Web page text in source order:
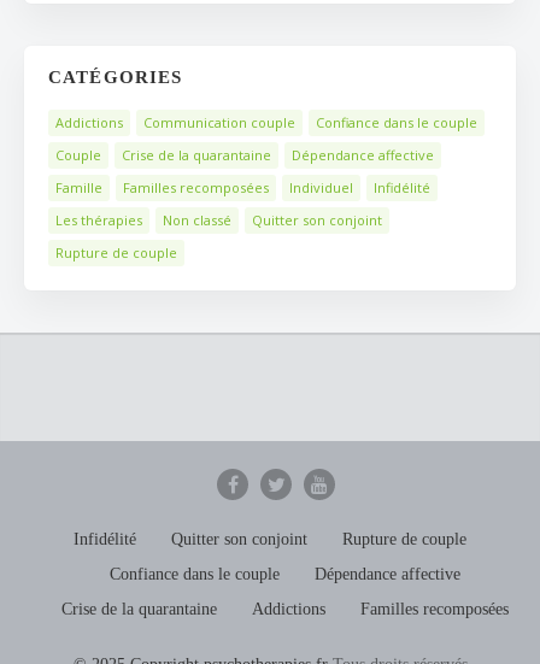
CATÉGORIES
Addictions Communication couple
Confiance dans le couple
Couple
Crise de la quarantaine
Dépendance affective
Famille
Familles recomposées Individuel
Infidélité
Les thérapies
Non classé
Quitter son conjoint
Rupture de couple
Infidélité Quitter son conjoint
Rupture de couple
Confiance dans le couple
Dépendance affective
Crise de la quarantaine
Addictions Familles recomposées